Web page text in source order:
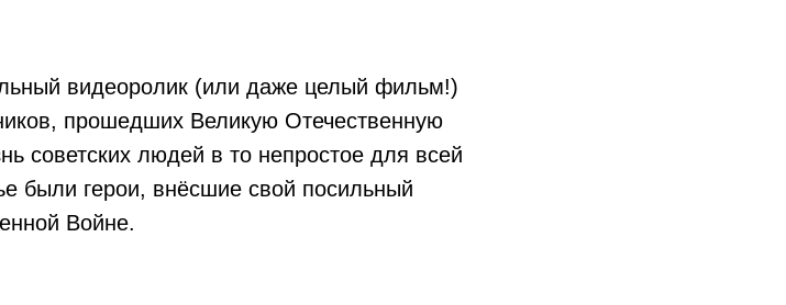
видеоролик (или даже целый фильм!)
прошедших Великую Отечественную
советских людей в то непростое для всей
были герои, внёсшие свой посильный
Войне.